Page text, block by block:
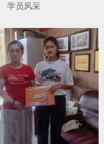
学员风采